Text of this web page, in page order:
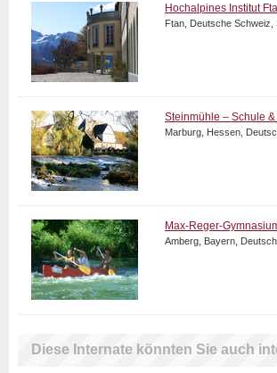
Hochalpines Institut
Ftan, Deutsche Schweiz,
Steinmühle – Schule
Marburg, Hessen,
Max-Reger-
Amberg, Bayern,
Diese Internate könnten Sie auch